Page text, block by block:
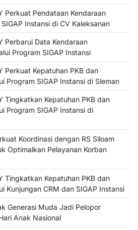
Perkuat Pendataan Kendaraan
Instansi di CV Kaleksanan
Perbarui Data Kendaraan
Program SIGAP Instansi
Perkuat Kepatuhan PKB dan
Program SIGAP Instansi di Sleman
Tingkatkan Kepatuhan PKB dan
Program SIGAP Instansi di
Koordinasi dengan RS Siloam
Optimalkan Pelayanan Korban
Tingkatkan Kepatuhan PKB dan
Kunjungan CRM dan SIGAP Instansi
Generasi Muda Jadi Pelopor
Anak Nasional